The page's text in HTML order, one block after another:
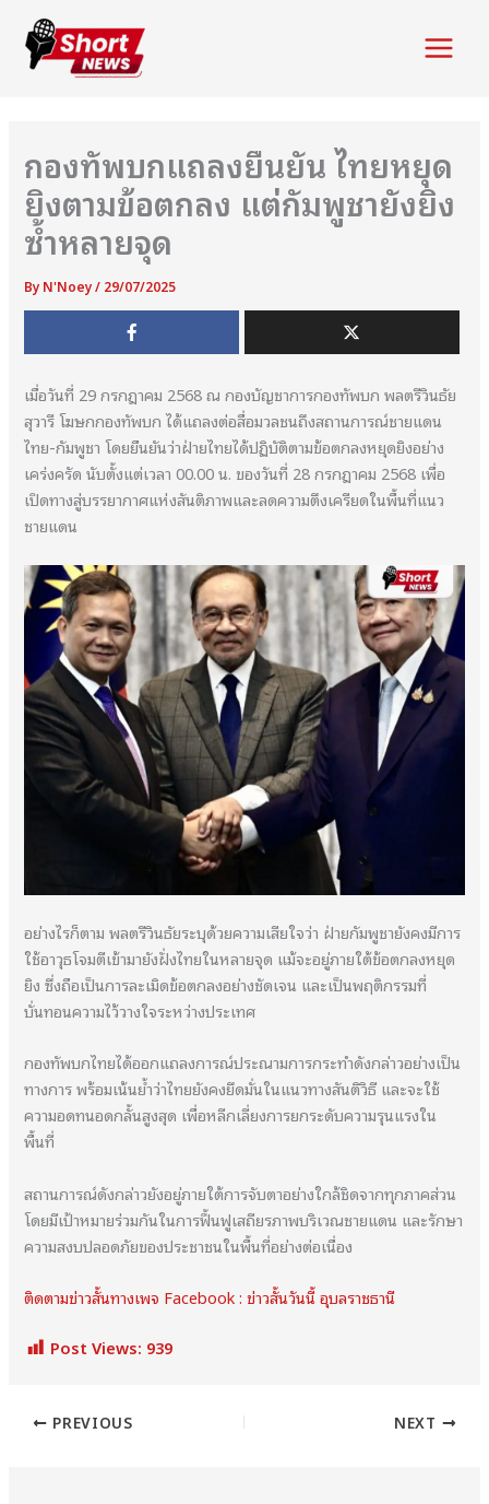
content
Main
กองทัพบกแถลงยืนยัน ไทยหยุด
ยิงตามข้อตกลง แต่กัมพูชายังยิง
ซ้ำหลายจุด
By N'Noey/ 29/07/2025
เมื่อวันที่ 29 กรกฎาคม 2568 ณ กองบัญชาการกองทัพบก พลตรีวินธัย
สุวารี โฆษกกองทัพบก ได้แถลงต่อสื่อมวลชนถึงสถานการณ์ชายแดน
ไทย-กัมพูชา โดยยืนยันว่าฝ่ายไทยได้ปฏิบัติตามข้อตกลงหยุดยิงอย่าง
เคร่งครัด นับตั้งแต่เวลา 00.00 น. ของวันที่ 28 กรกฎาคม 2568 เพื่อ
เปิดทางสู่บรรยากาศแห่งสันติภาพและลดความตึงเครียดในพื้นที่แนว
ชายแดน
อย่างไรก็ตาม พลตรีวินธัยระบุด้วยความเสียใจว่า ฝ่ายกัมพูชายังคงมีการ
ใช้อาวุธโจมตีเข้ามายังฝั่งไทยในหลายจุด แม้จะอยู่ภายใต้ข้อตกลงหยุด
ยิง ซึ่งถือเป็นการละเมิดข้อตกลงอย่างชัดเจน และเป็นพฤติกรรมที่
บั่นทอนความไว้วางใจระหว่างประเทศ
กองทัพบกไทยได้ออกแถลงการณ์ประณามการกระทำดังกล่าวอย่างเป็น
ทางการ พร้อมเน้นย้ำว่าไทยยังคงยึดมั่นในแนวทางสันติวิธี และจะใช้
ความอดทนอดกลั้นสูงสุด เพื่อหลีกเลี่ยงการยกระดับความรุนแรงใน
พื้นที่
สถานการณ์ดังกล่าวยังอยู่ภายใต้การจับตาอย่างใกล้ชิดจากทุกภาคส่วน
โดยมีเป้าหมายร่วมกันในการฟื้นฟูเสถียรภาพบริเวณชายแดน และรักษา
ความสงบปลอดภัยของประชาชนในพื้นที่อย่างต่อเนื่อง
ติดตามข่าวสั้นทางเพจ Facebook : ข่าวสั้นวันนี้ อุบลราชธานี
Post Views: 939
PREVIOUS NEXT